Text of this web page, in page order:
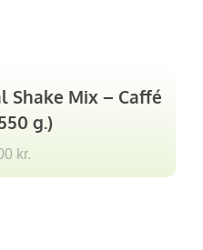
Shake Mix – Caffé
g.)
kr.